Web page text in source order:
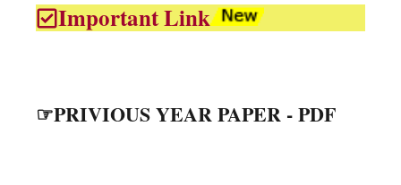
Important Link
☞PRIVIOUS YEAR PAPER - PDF